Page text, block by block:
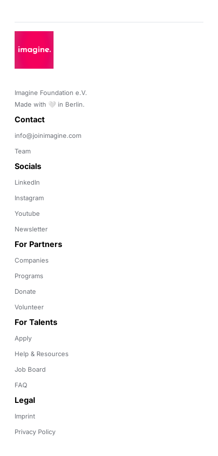
Imagine Foundation e.V.
Made with 🤍 in Berlin.
Contact
info@joinimagine.com
Team
Socials
LinkedIn
Instagram
Youtube
Newsletter
For Partners
Companies
Programs
Donate
Volunteer
For Talents
Apply
Help & Resources
Job Board
FAQ
Legal
Imprint
Privacy Policy